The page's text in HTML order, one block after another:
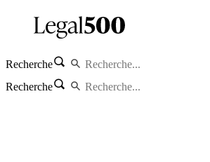
Recherche
Recherche